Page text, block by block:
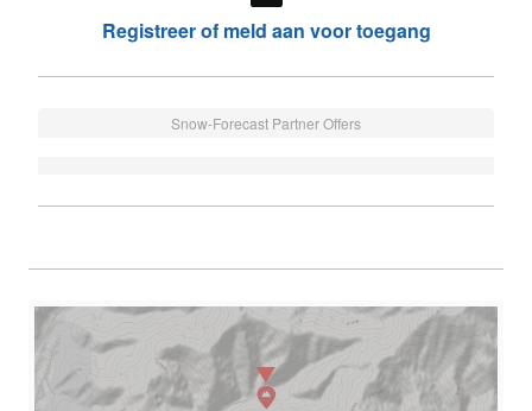
Registreer of meld aan voor toegang
Snow-Forecast Partner Offers